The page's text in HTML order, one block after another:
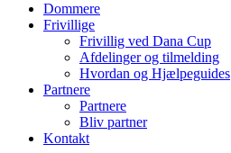
Dommere
Frivillige
Frivillig ved Dana Cup
Afdelinger og tilmelding
Hvordan og Hjælpeguides
Partnere
Partnere
Bliv partner
Kontakt